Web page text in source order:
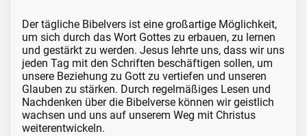
Der tägliche Bibelvers ist eine großartige Möglichkeit,
um sich durch das Wort Gottes zu erbauen, zu lernen
und gestärkt zu werden. Jesus lehrte uns, dass wir uns
jeden Tag mit den Schriften beschäftigen sollen, um
unsere Beziehung zu Gott zu vertiefen und unseren
Glauben zu stärken. Durch regelmäßiges Lesen und
Nachdenken über die Bibelverse können wir geistlich
wachsen und uns auf unserem Weg mit Christus
weiterentwickeln.